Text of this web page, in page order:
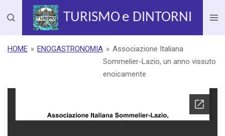
al
contenuto
principale
TURISMOe DINTORNI
HOME » ENOGASTRONOMIA » Associazione Italiana
Sommelier-Lazio, un anno vissuto
enoicamente